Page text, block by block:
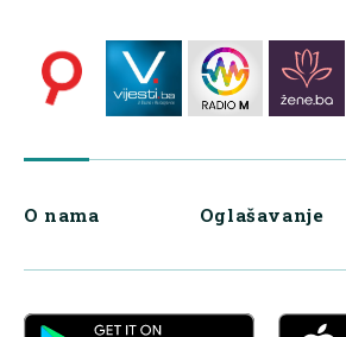
O nama Oglašavanje